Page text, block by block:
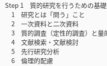
Step 1 質的研究を行うための基
1 研究とは「問う」こと
2 一次資料と二次資料
3 質的調査（定性的調査）と量
4 文献検索・文献検討
5 先行研究分析
6 倫理的配慮